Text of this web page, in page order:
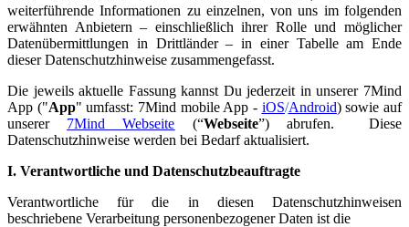
weiterführende Informationen zu einzelnen, von uns im folgenden
erwähnten Anbietern – einschließlich ihrer Rolle und möglicher
Datenübermittlungen in Drittländer – in einer Tabelle am Ende
dieser Datenschutzhinweise zusammengefasst.
Die jeweils aktuelle Fassung kannst Du jederzeit in unserer 7Mind
App ("App" umfasst: 7Mind mobile App - iOS/Android) sowie auf
unserer 7Mind Webseite (“Webseite”) abrufen. Diese
Datenschutzhinweise werden bei Bedarf aktualisiert.
I. Verantwortliche und Datenschutzbeauftragte
Verantwortliche für die in diesen Datenschutzhinweisen
beschriebene Verarbeitung personenbezogener Daten ist die